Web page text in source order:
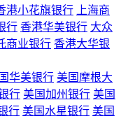
港小花旗银行
上海商
行 香港华美银行 大众
商业银行 香港大华银
华美银行 美国摩根大
行 美国加州银行 美国
行 美国水星银行 美国